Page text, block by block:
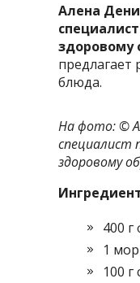
Алена
здоровому
предлагает
блюда.
На фото: ©
специалист
здоровому
400 г
1
100